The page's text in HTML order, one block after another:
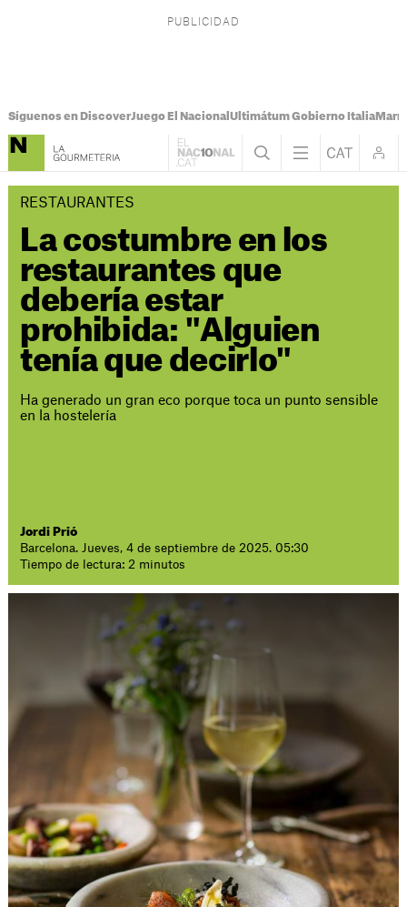
Síguenos en DiscoverJuego El Nacional Ultimátum Gobierno Italia
RESTAURANTES
La costumbre en los
restaurantes que
debería estar
prohibida: "Alguien
tenía que decirlo"
Ha generado un gran eco porque toca un punto sensible
en la hostelería
Jordi Prió
Barcelona. Jueves, 4 de septiembre de 2025. 05:30
Tiempo de lectura: 2 minutos